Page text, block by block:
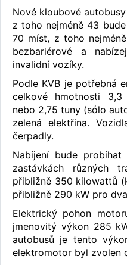
Nové kloubové
z toho nejméně 43
70 míst, z toho
bezbariérové ​​a
invalidní vozíky.
Podle KVB je potřebná
celkové hmotnosti
nebo 2,75 tuny (sólo
zelená elektřina.
čerpadly.
Nabíjení bude
zastávkách různých
přibližně 350 kilowattů
přibližně 290 kW pro
Elektrický pohon
jmenovitý výkon 285
autobusů je tento
elektromotor byl zvolen